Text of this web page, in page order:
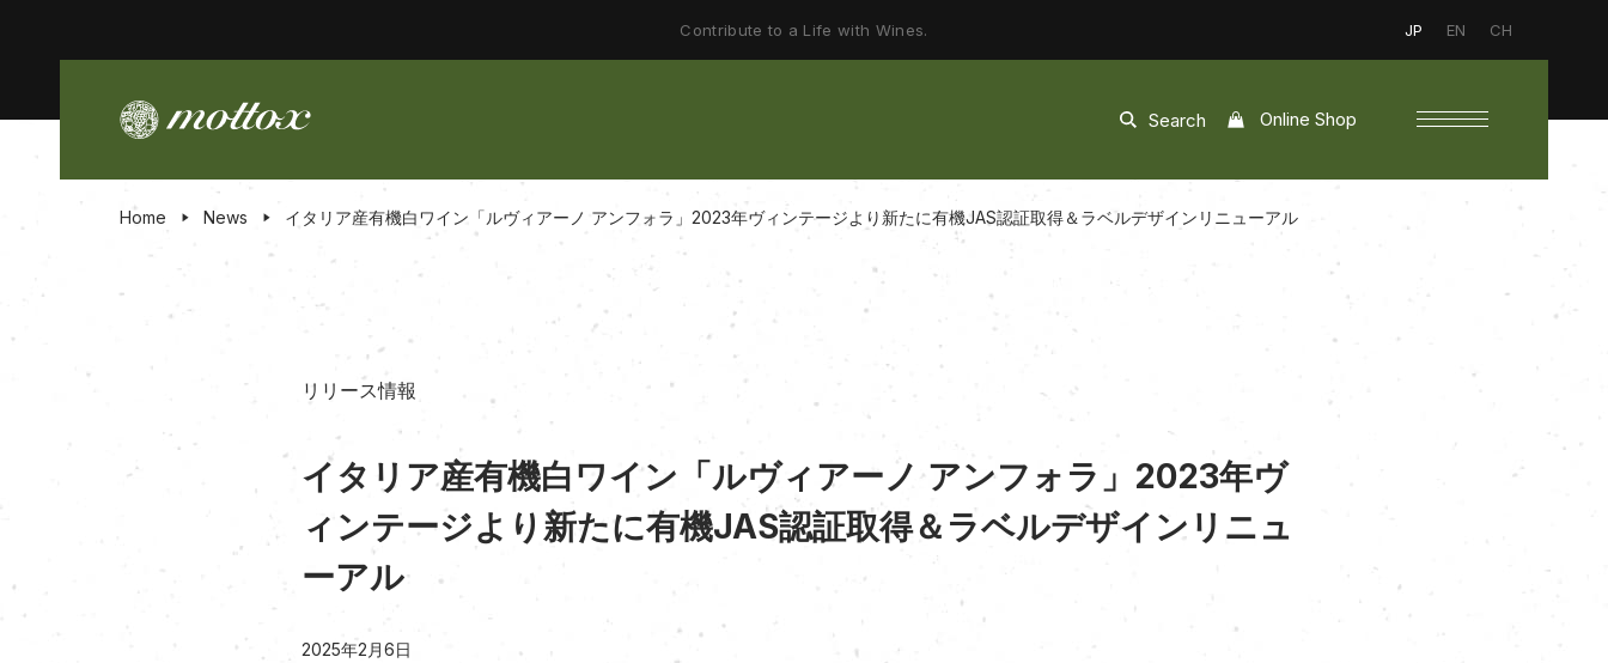
Contribute to a Life with Wines. JP EN CH
Search Online Shop
Home News イタリア産有機白ワイン「ルヴィアーノ アンフォラ」2023年ヴィンテージより新たに有機JAS認証取得＆ラベルデザインリニューアル
リリース情報
イタリア産有機白ワイン「ルヴィアーノ アンフォラ」2023年ヴ
ィンテージより新たに有機JAS認証取得＆ラベルデザインリニュ
ーアル
2025年2月6日